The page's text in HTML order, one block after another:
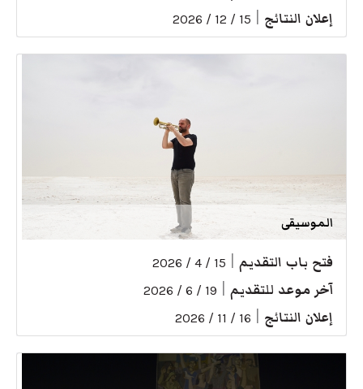
إعلان النتائج 15 / 12 / 2026
الموسيقى
فتح باب التقديم 15 / 4 / 2026
آخر موعد للتقديم 19 / 6 / 2026
إعلان النتائج 16 / 11 / 2026